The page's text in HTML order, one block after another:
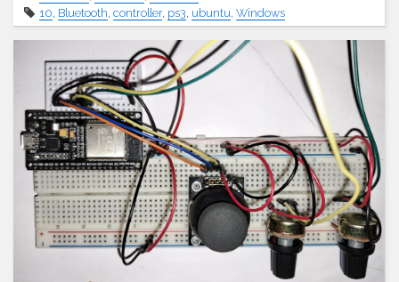
10, Bluetooth, controller, ps3, ubuntu, Windows